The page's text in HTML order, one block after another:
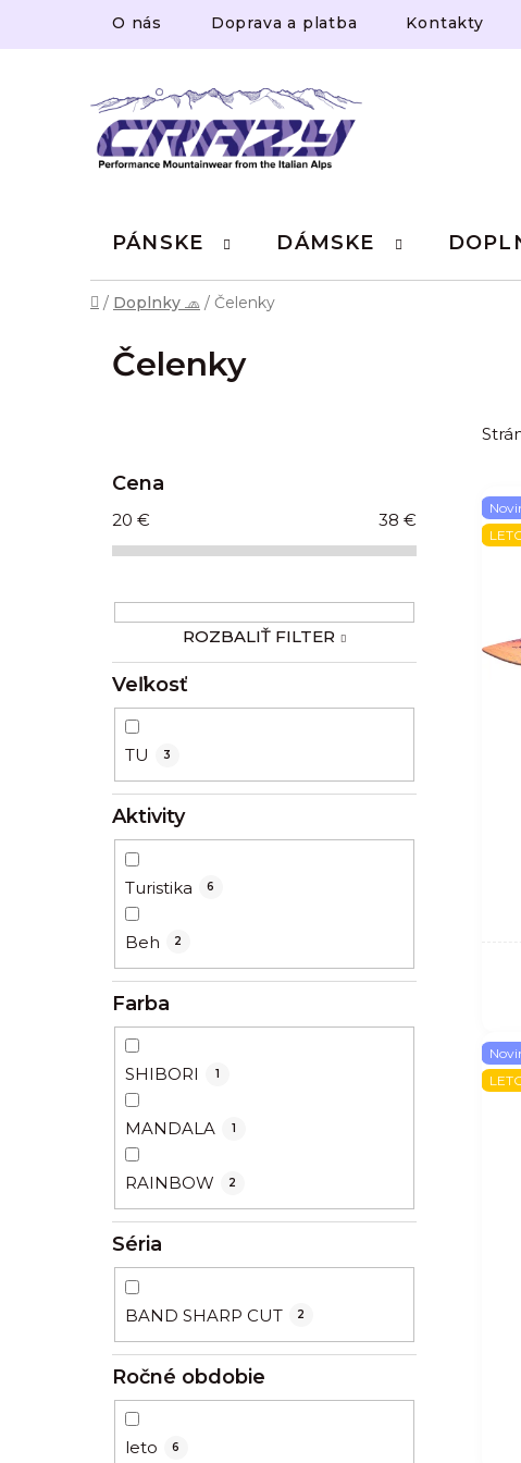
obsah
O nás Doprava a platba Kontakty
PÁNSKE DÁMSKE
Domov
/ Doplnky 🧢 / Čelenky
Čelenky
Cena
20 € 38 €
ROZBALIŤ FILTER
Veľkosť
TU 3
Aktivity
Turistika 6
Beh 2
Farba
SHIBORI 1
MANDALA 1
RAINBOW 2
Séria
BAND SHARP CUT 2
Ročné obdobie
leto 6
V
ý
s